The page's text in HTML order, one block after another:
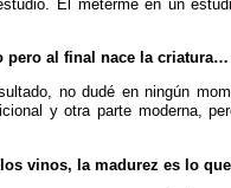
El meterme en un
pero al final nace la criatura…
no dudé en ningún
y otra parte moderna,
vinos, la madurez es lo